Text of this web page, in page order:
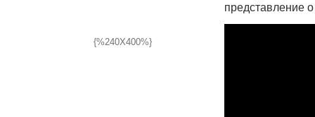
{%240X400%}
представление